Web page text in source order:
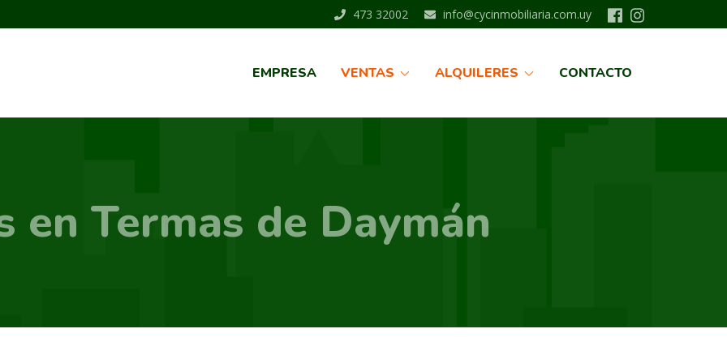
473 32002 info@cycinmobiliaria.com.uy
EMPRESA VENTAS ALQUILERES CONTACTO
en Termas de Daymán